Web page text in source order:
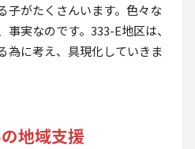
子がたくさんいます。色々な
実なのです。333-E地区は、
為に考え、具現化していきま
地域支援